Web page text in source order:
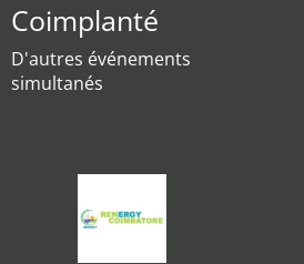
Coimplanté
D'autres événements
simultanés